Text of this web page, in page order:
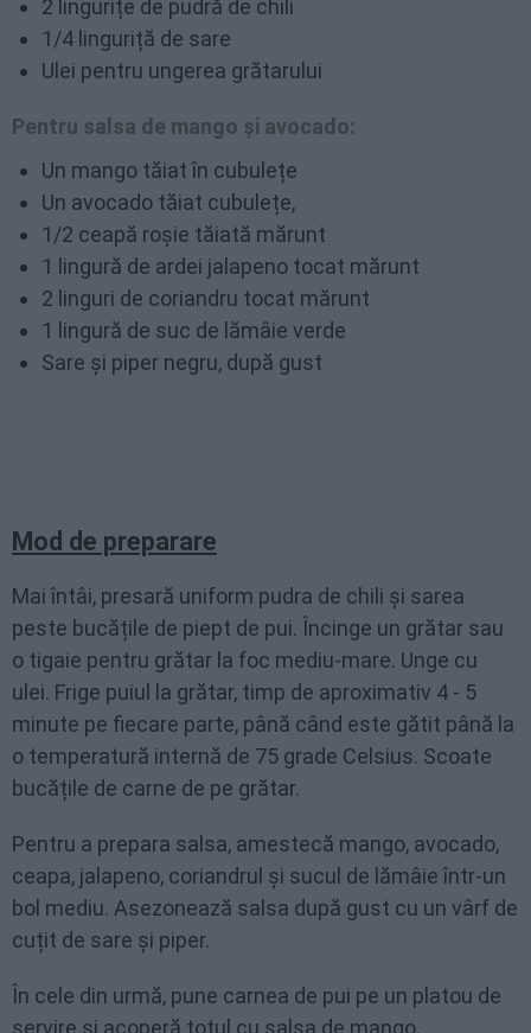
2 lingurițe de pudră de chili
1/4 linguriță de sare
Ulei pentru ungerea grătarului
Pentru salsa de mango și avocado:
Un mango tăiat în cubulețe
Un avocado tăiat cubulețe,
1/2 ceapă roșie tăiată mărunt
1 lingură de ardei jalapeno tocat mărunt
2 linguri de coriandru tocat mărunt
1 lingură de suc de lămâie verde
Sare și piper negru, după gust
Mod de preparare
Mai întâi, presară uniform pudra de chili și sarea
peste bucățile de piept de pui. Încinge un grătar sau
o tigaie pentru grătar la foc mediu-mare. Unge cu
ulei. Frige puiul la grătar, timp de aproximativ 4 - 5
minute pe fiecare parte, până când este gătit până la
o temperatură internă de 75 grade Celsius. Scoate
bucățile de carne de pe grătar.
Pentru a prepara salsa, amestecă mango, avocado,
ceapa, jalapeno, coriandrul și sucul de lămâie într-un
bol mediu. Asezonează salsa după gust cu un vârf de
cuțit de sare și piper.
În cele din urmă, pune carnea de pui pe un platou de
servire și acoperă totul cu salsa de mango.